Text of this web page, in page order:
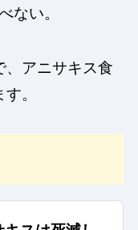
ない。
、アニサキス食
。